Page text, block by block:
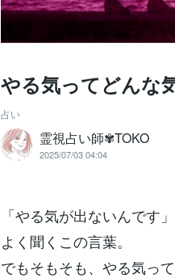
やる気ってどんな
占い
霊視占い師✾TOKO
2025/07/03 04:04
「やる気が出ないんです」
よく聞くこの言葉。
でもそもそも、やる気っ